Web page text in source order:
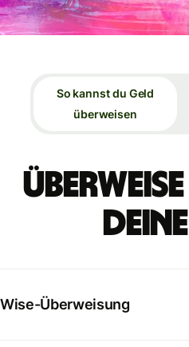
So kannst du Geld
überweisen
Wise-Überweisung